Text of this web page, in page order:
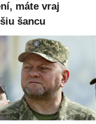
máte vraj
šancu